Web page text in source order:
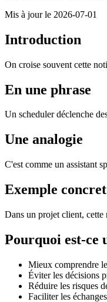
Mis à jour le 2026-07-01
Introduction
On croise souvent cette
En une phrase
Un scheduler déclenche
Une analogie
C'est comme un assistant
Exemple concret
Dans un projet client,
Pourquoi est-ce
Mieux comprendre
Éviter les décisions
Réduire les risques
Faciliter les